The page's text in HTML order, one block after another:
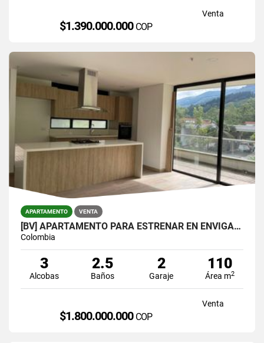
Venta
$1.390.000.000 COP
APARTAMENTO VENTA
[BV] APARTAMENTO PARA ESTRENAR EN ENVIGADO, PARTE BAJA DEL ESCOBERO
Colombia
3
Alcobas
2.5
Baños
2
Garaje
110
Área m2
Venta
$1.800.000.000 COP